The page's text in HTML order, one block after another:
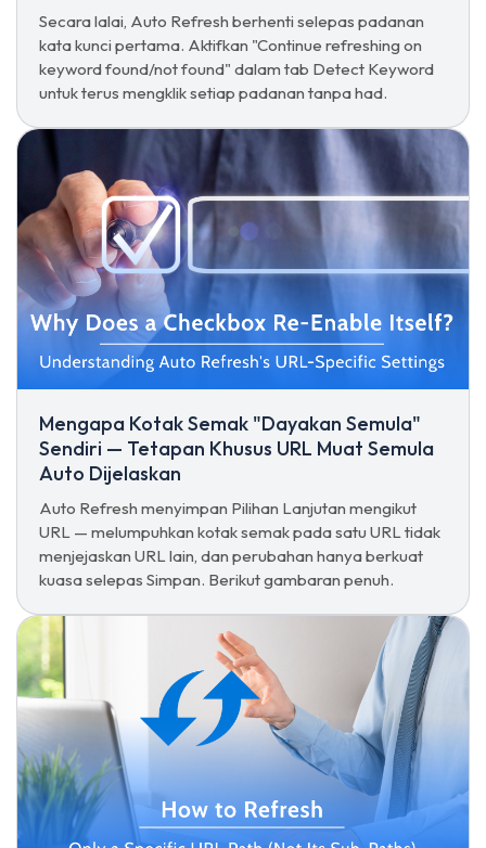
Secara lalai, Auto Refresh berhenti selepas padanan
kata kunci pertama. Aktifkan "Continue refreshing on
keyword found/not found" dalam tab Detect Keyword
untuk terus mengklik setiap padanan tanpa had.
Mengapa Kotak Semak "Dayakan Semula"
Sendiri — Tetapan Khusus URL Muat Semula
Auto Dijelaskan
Auto Refresh menyimpan Pilihan Lanjutan mengikut
URL — melumpuhkan kotak semak pada satu URL tidak
menjejaskan URL lain, dan perubahan hanya berkuat
kuasa selepas Simpan. Berikut gambaran penuh.